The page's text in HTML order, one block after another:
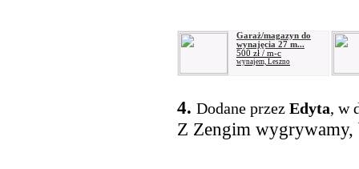
Garaż/magazyn do
wynajęcia 27 m...
500 zł / m-c
wynajem, Leszno
4. Dodane przez Edyta, w
Z Zengim wygrywamy,